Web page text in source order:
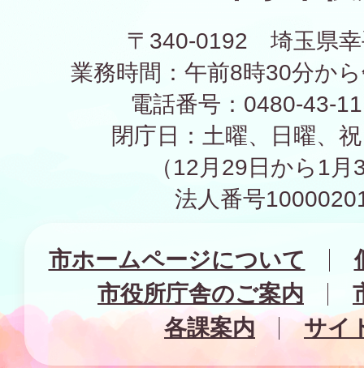
〒340-0192 埼玉県幸
業務時間：午前8時30分か
電話番号：0480-43-
閉庁日：土曜、日曜、
（12月29日から1
法人番号
市ホームページについて
市役所庁舎のご案内
各課案内
サイ